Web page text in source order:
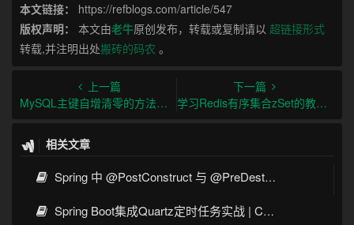
本文链接：
https://refblogs.com/article/547
版权声明：
本文由老牛原创发布，转载或复制请以 超链接形式
转载,并注明出处搬砖的码农 。
上一篇
MySQL主键自增清零的方法和示例代码详解
下一篇
学习Redis有序集合zSet的教程详解及应用场景
相关文章
Spring 中 @PostConstruct 与 @PreDestroy 的完整与实战
Spring Boot集成Quartz定时任务实战 | Cron表达式详解